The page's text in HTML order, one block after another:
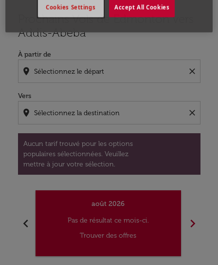
Prochains Vols de Edmonton vers
Addis-Abeba
À partir de
location_on close
Vers
location_on close
Aucun tarif trouvé pour les options
populaires sélectionnées. Veuillez
mettre à jour votre sélection.
Aucun tarif trouvé pour les options populaires
chevron_left
août 2026
Pas de résultat ce mois-ci.
Trouver des offres
chevron_right
Accept All Cookies
Cookies Settings